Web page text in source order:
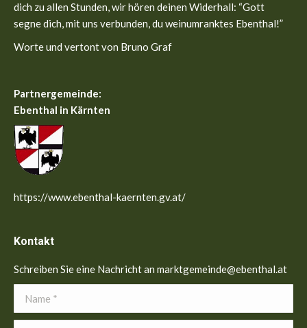
dich zu allen Stunden, wir hören deinen Widerhall: “Gott
segne dich, mit uns verbunden, du weinumranktes Ebenthal!”
Worte und vertont von Bruno Graf
Partnergemeinde:
Ebenthal in Kärnten
https://www.ebenthal-kaernten.gv.at/
Kontakt
Schreiben Sie eine Nachricht an marktgemeinde@ebenthal.at
Name *